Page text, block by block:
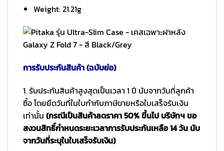
Weight: 21.21g
การรับประกันสินค้า (ฉบับย่อ)
1. รับประกันสินค้าสูงสุดเป็นเวลา 1 ปี นับจากวันที่ลูกค้า
ซื้อ โดยยึดวันที่ในใบกำกับภาษีขายหรือใบเสร็จรับเงิน
เท่านั้น (กรณีเป็นสินค้าลดราคา 50% ขึ้นไป บริษัทฯ ขอ
สงวนสิทธิ์กำหนดระยะเวลาการรับประกันเหลือ 14 วัน นับ
จากวันที่ระบุในใบเสร็จรับเงิน)